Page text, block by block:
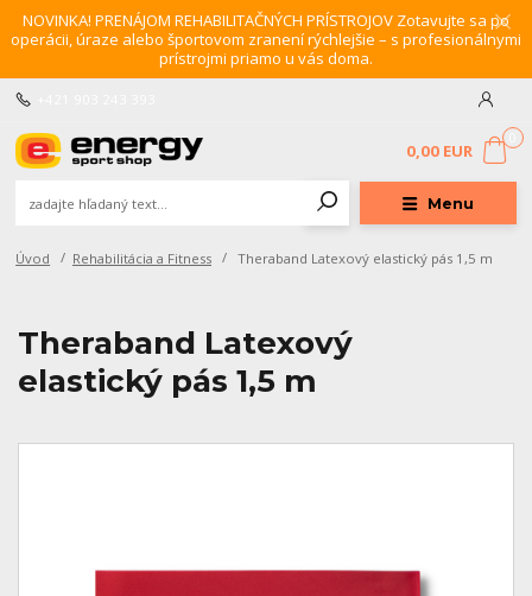
NOVINKA! PRENÁJOM REHABILITAČNÝCH PRÍSTROJOV Zotavujte sa po
operácii, úraze alebo športovom zranení rýchlejšie – s profesionálnymi
prístrojmi priamo u vás doma.
Menu
0,00 EUR
Úvod Rehabilitácia a Fitness Theraband Latexový elastický pás 1,5 m
Theraband Latexový
elastický pás 1,5 m